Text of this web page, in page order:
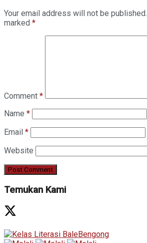
Your email address will not be published.
marked *
Comment *
Name *
Email *
Website
Temukan Kami